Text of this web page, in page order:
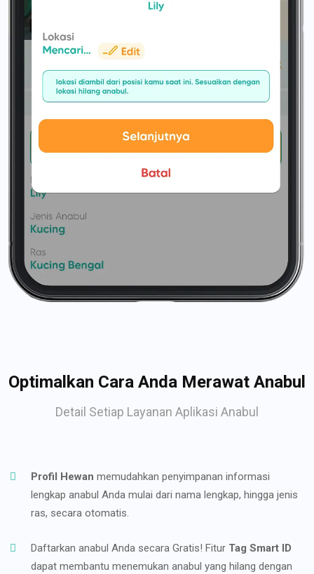
Optimalkan Cara Anda Merawat Anabul
Detail Setiap Layanan Aplikasi Anabul
Profil Hewan memudahkan penyimpanan informasi
lengkap anabul Anda mulai dari nama lengkap, hingga jenis
ras, secara otomatis.
Daftarkan anabul Anda secara Gratis! Fitur Tag Smart ID
dapat membantu menemukan anabul yang hilang dengan